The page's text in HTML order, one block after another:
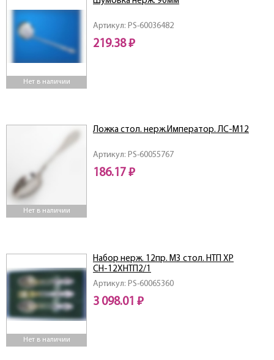
Нет в наличии
Артикул: PS-60036482
219.38 ₽
Нет в наличии
Артикул: PS-60055767
Ложка стол. нерж.Император. ЛС-М12
186.17 ₽
Нет в наличии
Артикул: PS-60065360
Набор нерж. 12пр. М3 стол. НТП ХР
СН-12ХНТП2/1
3 098.01 ₽